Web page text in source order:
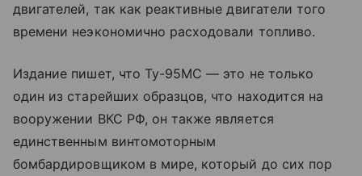
двигателей, так как реактивные двигатели того
времени неэкономично расходовали топливо.
Издание пишет, что Ту-95МС — это не только
один из старейших образцов, что находится на
вооружении ВКС РФ, он также является
единственным винтомоторным
бомбардировщиком в мире, который до сих пор